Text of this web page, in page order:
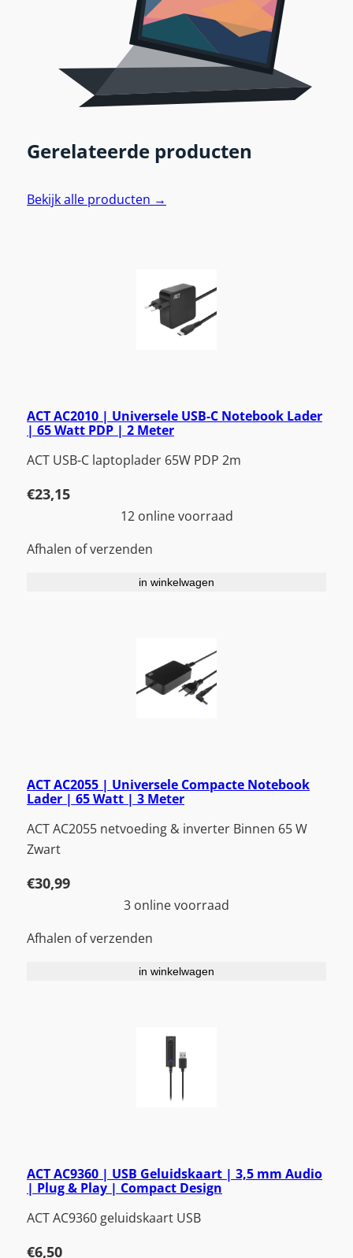
Gerelateerde producten
Bekijk alle producten →
ACT AC2010 | Universele USB-C Notebook Lader
| 65 Watt PDP | 2 Meter
ACT USB-C laptoplader 65W PDP 2m
€23,15
12 online voorraad
Afhalen of verzenden
in winkelwagen
ACT AC2055 | Universele Compacte Notebook
Lader | 65 Watt | 3 Meter
ACT AC2055 netvoeding & inverter Binnen 65 W
Zwart
€30,99
3 online voorraad
Afhalen of verzenden
in winkelwagen
ACT AC9360 | USB Geluidskaart | 3,5 mm Audio
| Plug & Play | Compact Design
ACT AC9360 geluidskaart USB
€6,50